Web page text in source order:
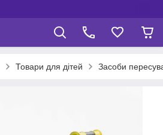
Товари для дітей Засоби